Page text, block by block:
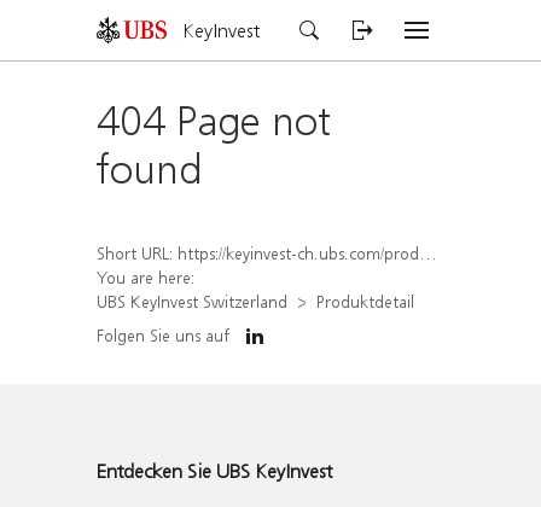
KeyInvest
404 Page not
found
Short URL: https://keyinvest-ch.ubs.com/produkt/detail/index/isin/CH1584642784
You are here:
UBS KeyInvest Switzerland
Produktdetail
Folgen Sie uns auf
Entdecken Sie UBS KeyInvest